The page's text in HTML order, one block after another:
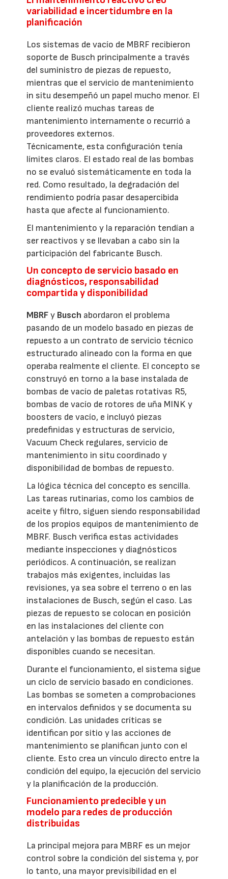
variabilidad e incertidumbre en la
planificación
Los sistemas de vacío de MBRF recibieron
soporte de Busch principalmente a través
del suministro de piezas de repuesto,
mientras que el servicio de mantenimiento
in situ desempeñó un papel mucho menor. El
cliente realizó muchas tareas de
mantenimiento internamente o recurrió a
proveedores externos.
Técnicamente, esta configuración tenía
límites claros. El estado real de las bombas
no se evaluó sistemáticamente en toda la
red. Como resultado, la degradación del
rendimiento podría pasar desapercibida
hasta que afecte al funcionamiento.
El mantenimiento y la reparación tendían a
ser reactivos y se llevaban a cabo sin la
participación del fabricante Busch.
Un concepto de servicio basado en
diagnósticos, responsabilidad
compartida y disponibilidad
MBRFy Busch abordaron el problema
pasando de un modelo basado en piezas de
repuesto a un contrato de servicio técnico
estructurado alineado con la forma en que
operaba realmente el cliente. El concepto se
construyó en torno a la base instalada de
bombas de vacío de paletas rotativas R5,
bombas de vacío de rotores de uña MINK y
boosters de vacío, e incluyó piezas
predefinidas y estructuras de servicio,
Vacuum Check regulares, servicio de
mantenimiento in situ coordinado y
disponibilidad de bombas de repuesto.
La lógica técnica del concepto es sencilla.
Las tareas rutinarias, como los cambios de
aceite y filtro, siguen siendo responsabilidad
de los propios equipos de mantenimiento de
MBRF. Busch verifica estas actividades
mediante inspecciones y diagnósticos
periódicos. A continuación, se realizan
trabajos más exigentes, incluidas las
revisiones, ya sea sobre el terreno o en las
instalaciones de Busch, según el caso. Las
piezas de repuesto se colocan en posición
en las instalaciones del cliente con
antelación y las bombas de repuesto están
disponibles cuando se necesitan.
Durante el funcionamiento, el sistema sigue
un ciclo de servicio basado en condiciones.
Las bombas se someten a comprobaciones
en intervalos definidos y se documenta su
condición. Las unidades críticas se
identifican por sitio y las acciones de
mantenimiento se planifican junto con el
cliente. Esto crea un vínculo directo entre la
condición del equipo, la ejecución del servicio
y la planificación de la producción.
Funcionamiento predecible y un
modelo para redes de producción
distribuidas
La principal mejora para MBRF es un mejor
control sobre la condición del sistema y, por
lo tanto, una mayor previsibilidad en el